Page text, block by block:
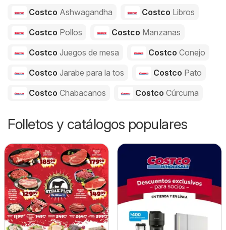
Costco Ashwagandha Costco Libros
Costco Pollos Costco Manzanas
Costco Juegos de mesa Costco Conejo
Costco Jarabe para la tos Costco Pato
Costco Chabacanos Costco Cúrcuma
Folletos y catálogos populares